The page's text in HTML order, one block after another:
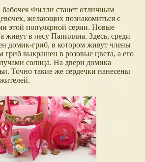
бабочек Филли станет отличным
желающих познакомиться с
этой популярной серии. Новые
живут в лесу Папиллиа. Здесь, среди
домик-гриб, в котором живут члены
гриб выкрашен в розовые цвета, а его
солнца. На двери домика
Точно такие же сердечки нанесены